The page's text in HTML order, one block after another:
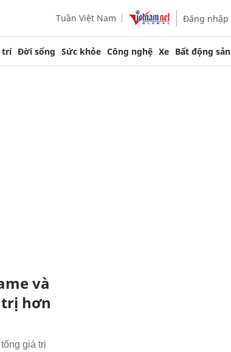
Tuần Việt Nam Đăng nhập
trí Đời sống Sức khỏe Công nghệ Xe Bất động sản
và
hơn
giá trị